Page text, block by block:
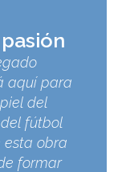
aquí para
del
fútbol
esta obra
formar